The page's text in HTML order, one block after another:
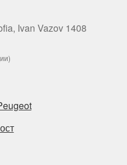
Ivan Vazov 1408